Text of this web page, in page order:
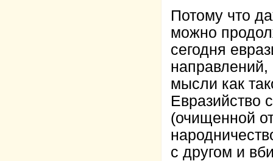
Потому что
можно
сегодня
направлений,
мысли как
Евразийство
(очищенной
с другом и